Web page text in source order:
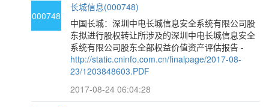
000748
长城信息(000748)
中国长城：深圳中电长城信息安全系统有限公司股
东拟进行股权转让所涉及的深圳中电长城信息安全
系统有限公司股东全部权益价值资产评估报告 -
http://static.cninfo.com.cn/finalpage/2017-08-
23/1203848603.PDF
2017-08-24 06:04:28